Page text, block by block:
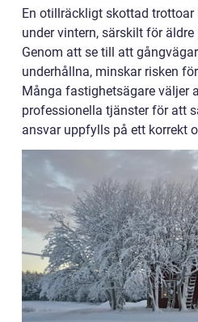
En otillräckligt skottad
under vintern, särskilt för äldre
Genom att se till att
underhållna, minskar risken
Många fastighetsägare väljer
professionella tjänster för att
ansvar uppfylls på ett korrekt